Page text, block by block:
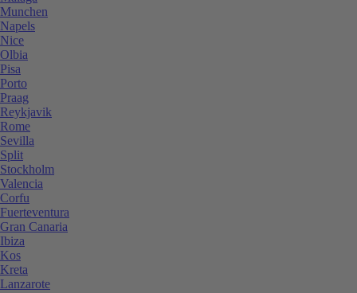
Munchen
Napels
Nice
Olbia
Pisa
Porto
Praag
Reykjavik
Rome
Sevilla
Split
Stockholm
Valencia
Corfu
Fuerteventura
Gran Canaria
Ibiza
Kos
Kreta
Lanzarote